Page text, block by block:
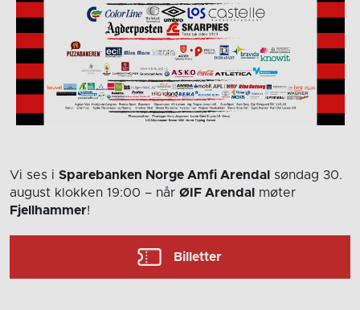
Vi ses i Sparebanken Norge Amfi Arendal
søndag 30.
august klokken 19:00 – når ØIF Arendal
møter
Fjellhammer!
Billetter